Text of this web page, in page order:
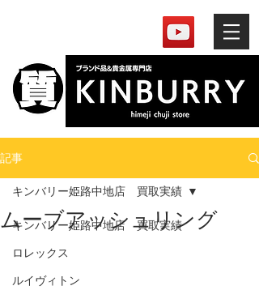
記事
キンバリー姫路中地店 買取実績
ロレックス
ルイヴィトン
キンバリー姫路中地店 買取実績
ムーブアッシュリング